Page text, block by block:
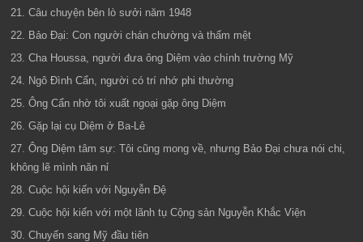
21. Câu chuyện bên lò sưởi năm 1948
22. Bảo Đại: Con người chán chường và thấm mệt
23. Cha Houssa, người đưa ông Diệm vào chính trường Mỹ
24. Ngô Đình Cẩn, người có trí nhớ phi thường
25. Ông Cẩn nhờ tôi xuất ngoại gặp ông Diệm
26. Gặp lại cụ Diệm ở Ba-Lê
27. Ông Diệm tâm sự: Tôi cũng mong về, nhưng Bảo Đại chưa nói chi,
không lẽ mình năn nỉ
28. Cuộc hội kiến với Nguyễn Đệ
29. Cuộc hội kiến với một lãnh tụ Cộng sản Nguyễn Khắc Viện
30. Chuyến sang Mỹ đầu tiên